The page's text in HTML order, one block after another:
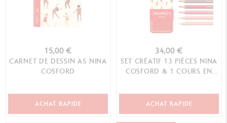
15,00 €
CARNET DE DESSIN A5 NINA
COSFORD
ACHAT RAPIDE
34,00 €
SET CRÉATIF 13 PIÈCES NINA
COSFORD & 1 COURS EN
ACHAT RAPIDE